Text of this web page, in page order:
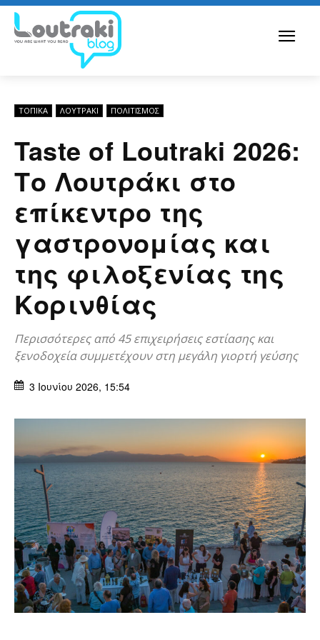
ΤΟΠΙΚΑ ΛΟΥΤΡΆΚΙ ΠΟΛΙΤΙΣΜΟΣ
Taste of Loutraki 2026:
Το Λουτράκι στο
επίκεντρο της
γαστρονομίας και
της φιλοξενίας της
Κορινθίας
Περισσότερες από 45 επιχειρήσεις εστίασης και
ξενοδοχεία συμμετέχουν στη μεγάλη γιορτή γεύσης
3 Ιουνίου 2026, 15:54